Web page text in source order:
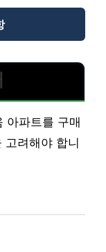
아파트를 구매
고려해야 합니